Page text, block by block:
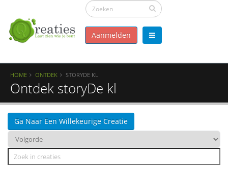
Aanmelden
HOME ONTDEK STORYDE KL
Ontdek storyDe kl
Ga Naar Een Willekeurige Creatie